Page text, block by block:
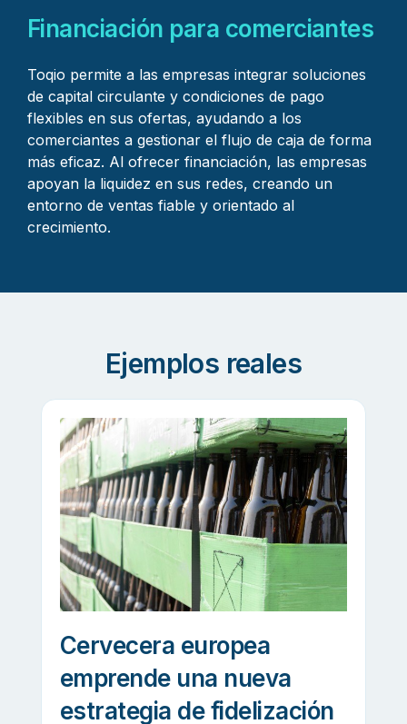
Financiación para comerciantes
Toqio permite a las empresas integrar soluciones
de capital circulante y condiciones de pago
flexibles en sus ofertas, ayudando a los
comerciantes a gestionar el flujo de caja de forma
más eficaz. Al ofrecer financiación, las empresas
apoyan la liquidez en sus redes, creando un
entorno de ventas fiable y orientado al
crecimiento.
Ejemplos reales
Cervecera europea
emprende una nueva
estrategia de fidelización